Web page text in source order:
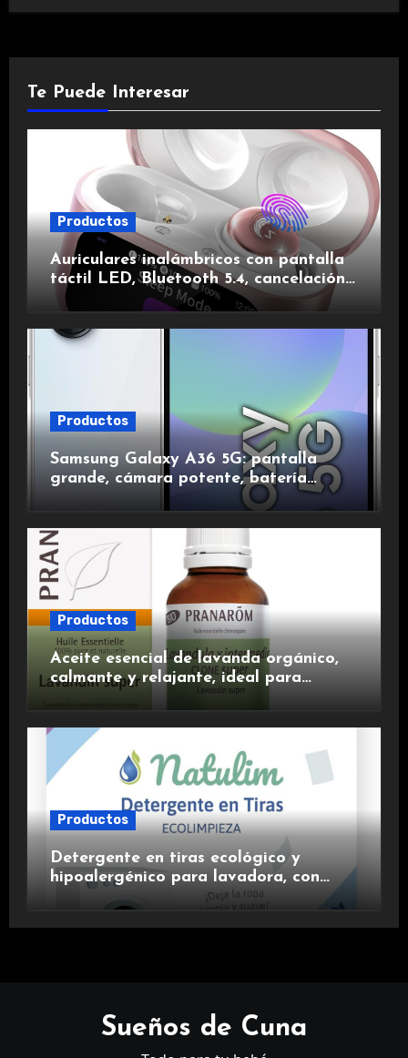
Te Puede Interesar
Productos
Auriculares inalámbricos con pantalla
táctil LED, Bluetooth 5.4, cancelación
de ruido, impermeables y de larga
duración.
Productos
Samsung Galaxy A36 5G: pantalla
grande, cámara potente, batería
duradera y carga rápida para una
experiencia premium.
Productos
Aceite esencial de lavanda orgánico,
calmante y relajante, ideal para
Productos
Detergente en tiras ecológico y
hipoalergénico para lavadora, con
suavizante incluido y fragancia de
Sueños de Cuna